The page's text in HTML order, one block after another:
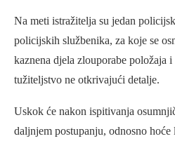
Na meti istražitelja su jedan
policijskih službenika, za koje se
kaznena djela zlouporabe položaja
tužiteljstvo ne otkrivajući detalje.
Uskok će nakon ispitivanja
daljnjem postupanju, odnosno